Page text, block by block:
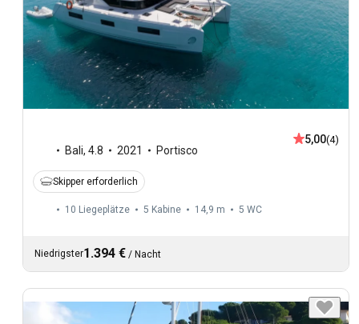
Bali, 4.8 2021 Portisco
5,00(4)
Skipper erforderlich
10 Liegeplätze 5 Kabine 14,9 m 5 WC
Niedrigster1.394 € / Nacht